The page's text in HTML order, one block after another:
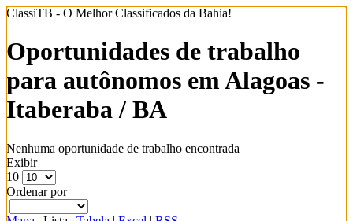
ClassiTB - O Melhor Classificados da Bahia!
Oportunidades de trabalho
para autônomos em Alagoas -
Itaberaba / BA
Nenhuma oportunidade de trabalho encontrada
Exibir
10
Ordenar por